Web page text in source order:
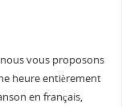
vous proposons
heure entièrement
en français,